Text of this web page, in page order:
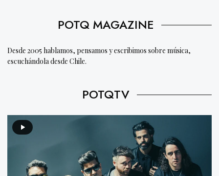
POTQ MAGAZINE
Desde 2005 hablamos, pensamos y escribimos sobre música,
escuchándola desde Chile.
POTQTV